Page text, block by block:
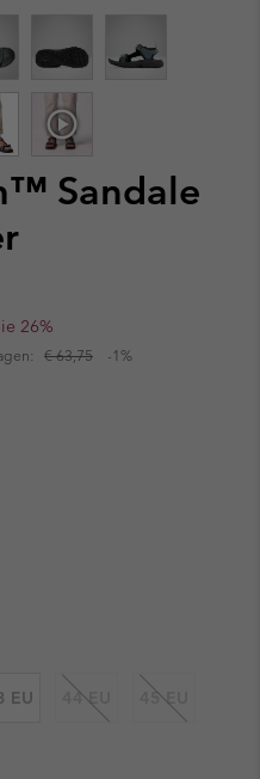
Sandale
26%
€ 63,75 -1%
EU 44 EU 45 EU